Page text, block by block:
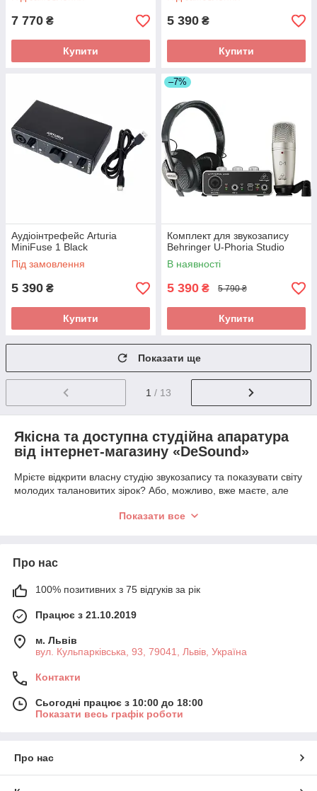
7 770 ₴
Купити
5 390 ₴
Купити
Аудіоінтрефейс Arturia
MiniFuse 1 Black
Під замовлення
5 390 ₴
Купити
–7%
Комплект для звукозапису
Behringer U-Phoria Studio
В наявності
5 390 ₴ 5 790 ₴
Купити
Показати ще
1 / 13
Якісна та доступна студійна апаратура
від інтернет-магазину «DeSound»
Мрієте відкрити власну студію звукозапису та показувати світу
молодих талановитих зірок? Або, можливо, вже маєте, але
випадку вам потрібно в інтернет-магазин «DeSound». Тут ви
передовими технологіями. Модельний ряд апаратури дуже
широкий, тож ви можете підібрати варіанти і для домашнього
використання, і для професійного. А головне – купити
обладнання для студії звукозапису на нашому сайті ви
зможете за дуже вигідними цінами!
асортимент
відповідати певним вимогам. Це стосується звукоізоляції,
правильно обладнали приміщення, можна переходити до
вибору апаратури. В нашому інтернет-магазині ви можете
Показати все
Про нас
100% позитивних з 75 відгуків за рік
Працює з 21.10.2019
м. Львів
вул. Кульпарківська, 93, 79041, Львів, Україна
Контакти
Сьогодні працює з 10:00 до 18:00
Показати весь графік роботи
Про нас